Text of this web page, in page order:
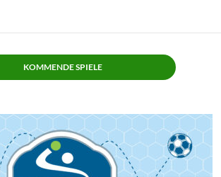
KOMMENDE SPIELE